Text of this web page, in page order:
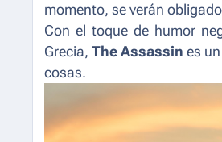
momento, se verán
Con el toque de humor
Grecia, The Assassin es
cosas.